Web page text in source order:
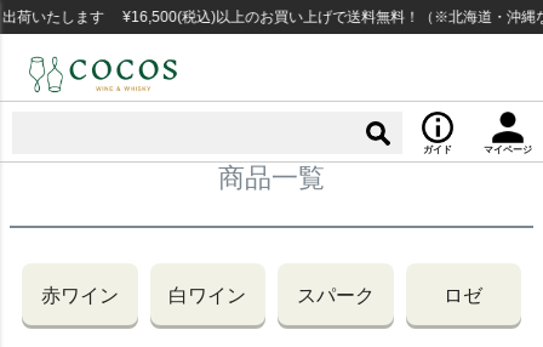
たします ¥16,500(税込)以上のお買い上げで送料無料！（※北海道・沖縄など
ガイド マイページ
商品一覧
赤ワイン 白ワイン スパーク ロゼ